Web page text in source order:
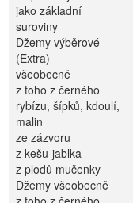
jako základní
suroviny
Džemy výběrové
(Extra)
všeobecně
z toho z černého
rybízu, šípků, kdoulí,
malin
ze zázvoru
z kešu-jablka
z plodů mučenky
Džemy všeobecně